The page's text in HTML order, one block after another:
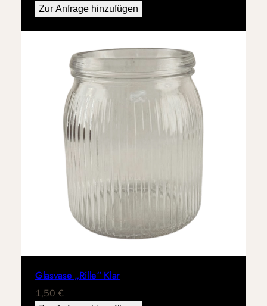
Zur Anfrage hinzufügen
Glasvase „Rille“ Klar
1,50 €